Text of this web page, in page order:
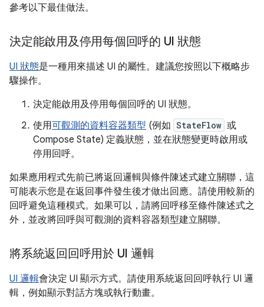
參考以下最佳做法。
決定能啟用及停用每個回呼的 UI 狀態
UI 狀態是一種用來描述 UI 的屬性。建議您按照以下概略步
驟操作。
決定能啟用及停用每個回呼的 UI 狀態。
使用可觀測的資料容器類型 (例如 StateFlow 或
Compose State) 定義狀態，並在狀態變更時啟用或
停用回呼。
如果應用程式先前已將返回邏輯與條件陳述式建立關聯，這
可能表示您是在返回事件發生後才做出回應。請使用較新的
回呼避免這種模式。如果可以，請將回呼移至條件陳述式之
外，並改將回呼與可觀測的資料容器類型建立關聯。
將系統返回回呼用於 UI 邏輯
UI 邏輯會決定 UI 顯示方式。請使用系統返回回呼執行 UI 邏
輯，例如顯示對話方塊或執行動畫。